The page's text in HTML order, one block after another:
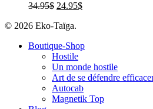
34.95$ 24.95$
© 2026 Eko-Taïga.
Boutique-Shop
Hostile
Un monde hostile
Art de se défendre
Autocab
Magnetik Top